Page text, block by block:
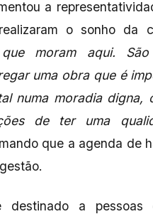
a
o sonho da
moram aqui.
uma obra que é
numa moradia
de ter uma
que a agenda de
destinado a